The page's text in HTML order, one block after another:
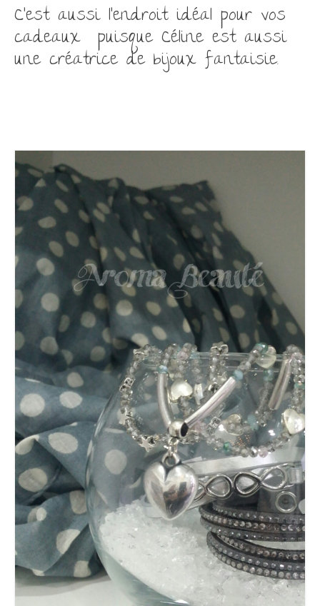
C’est aussi l’endroit idéal pour vos
cadeaux puisque Céline est aussi
une créatrice de bijoux fantaisie.